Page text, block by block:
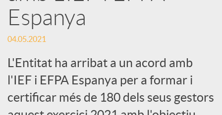
S
o
c
Espanya
04.05.2021
L'Entitat ha arribat a un acord amb
l'IEF i EFPA Espanya per a formar i
certificar més de 180 dels seus gestors